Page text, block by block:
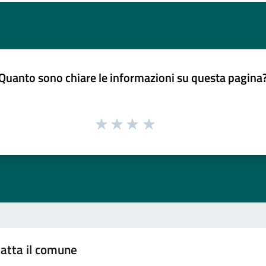
sono chiare le informazioni su questa
il comune